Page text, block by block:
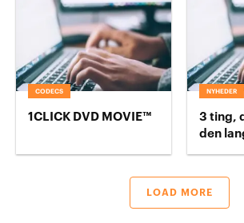
CODECS
1CLICK DVD MOVIE™
NYHEDER
3 ting,
den
LOAD MORE